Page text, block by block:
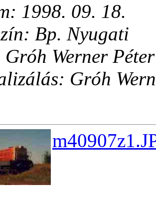
1998. 09. 18.
Bp. Nyugati
Werner Péter
Gróh